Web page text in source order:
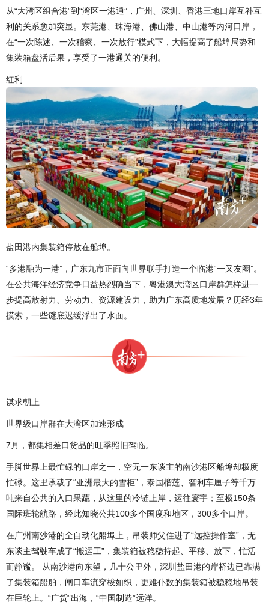
从“大湾区组合港”到“湾区一港通”，广州、深圳、香港三地口岸互补互
利的关系愈加突显。东莞港、珠海港、佛山港、中山港等内河口岸，
在“一次陈述、一次稽察、一次放行”模式下，大幅提高了船埠局势和
集装箱盘活后果，享受了一港通关的便利。
红利
盐田港内集装箱停放在船埠。
“多港融为一港”，广东九市正面向世界联手打造一个临港“一又友圈”。
在公共海洋经济竞争日益热烈确当下，粤港澳大湾区口岸群怎样进一
步提高放射力、劳动力、资源建设力，助力广东高质地发展？历经3年
摸索，一些谜底迟缓浮出了水面。
谋求朝上
世界级口岸群在大湾区加速形成
7月，都集相差口货品的旺季照旧驾临。
手脚世界上最忙碌的口岸之一，空无一东谈主的南沙港区船埠却极度
忙碌。这里承载了“亚洲最大的雪柜”，泰国榴莲、智利车厘子等千万
吨来自公共的入口果蔬，从这里的冷链上岸，运往寰宇；至极150条
国际班轮航路，经此知晓公共100多个国度和地区，300多个口岸。
在广州南沙港的全自动化船埠上，吊装师父住进了“远控操作室”，无
东谈主驾驶车成了“搬运工”，集装箱被稳稳持起、平移、放下，忙活
而静谧。 从南沙港向东望，几十公里外，深圳盐田港的岸桥边已靠满
了集装箱船舶，闸口车流穿梭如织，更难仆数的集装箱被稳稳地吊装
在巨轮上。“广货”出海，“中国制造”远洋。